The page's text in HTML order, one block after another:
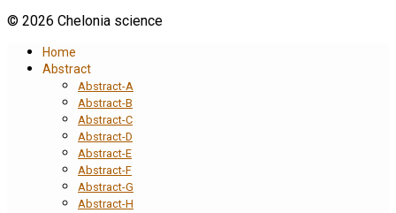
© 2026 Chelonia science
Home
Abstract
Abstract-A
Abstract-B
Abstract-C
Abstract-D
Abstract-E
Abstract-F
Abstract-G
Abstract-H